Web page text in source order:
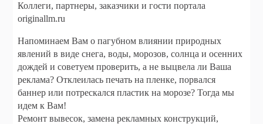
Коллеги, партнеры, заказчики и гости портала
originallm.ru
Напоминаем Вам о пагубном влиянии природных
явлений в виде снега, воды, морозов, солнца и осенних
дождей и советуем проверить, а не выцвела ли Ваша
реклама? Отклеилась печать на пленке, порвался
баннер или потрескался пластик на морозе? Тогда мы
идем к Вам!
Ремонт вывесок, замена рекламных конструкций,